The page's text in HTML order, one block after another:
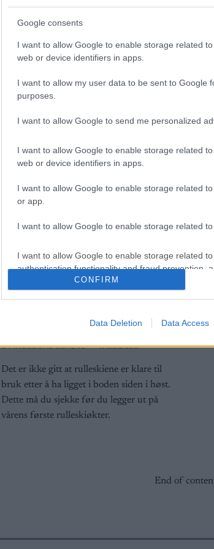
Google consents
I want to allow Google to enable storage related
web or device identifiers in apps.
I want to allow my user data to be sent to Google
purposes.
I want to allow Google to send me personalized
I want to allow Google to enable storage related
web or device identifiers in apps.
I want to allow Google to enable storage related
or app.
I want to allow Google to enable storage related to
I want to allow Google to enable storage related
authentication functionality and fraud prevention,
CONFIRM
Data Deletion Data Access
landslaget etter inneværende sesong. Det
Rulleski
Er rulleskiene klare
for sesongen?
BY INGEBORG SCHEVE 19.05.2023
Det er ikke gitt at rulleskiene er klare til
bruk etter å ha ligget i boden siden i høst.
Dette må du sjekke før du legger ut på
vårens første rulleskiøkter.
End of